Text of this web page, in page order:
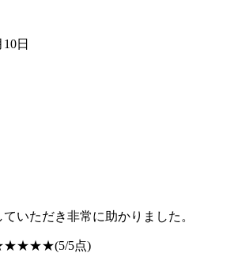
日
いただき非常に助かりました。
(5/5点)